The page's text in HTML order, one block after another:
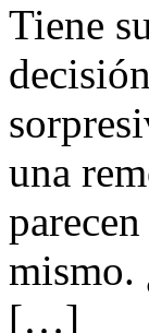
Tiene
una
mismo.
[…]